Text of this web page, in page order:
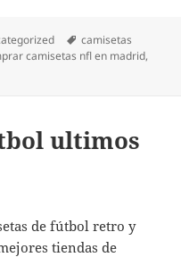
Etiquetas
camisetas
camisetas nfl en madrid,
ultimos
de fútbol retro y
tiendas de